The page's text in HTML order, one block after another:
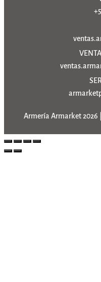
Armería Armarket 2026